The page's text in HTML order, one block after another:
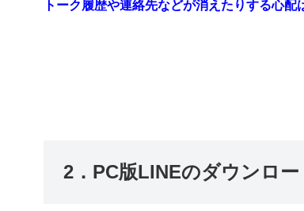
トーク履歴や連絡先などが消えたりする心配
2．PC版LINEのダウンロー